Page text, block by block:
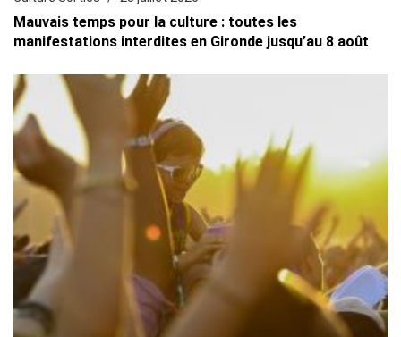
Mauvais temps pour la culture : toutes les
manifestations interdites en Gironde jusqu’au 8 août